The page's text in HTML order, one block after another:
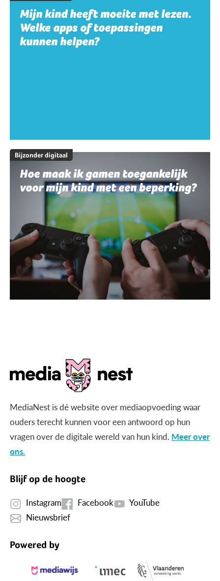
Mijn kind heeft moeite met lezen.
Welke apps of toepassingen
kunnen helpen?
Bijzonder digitaal
Hoe maak ik gamen toegankelijk
voor mijn kind met een beperking?
MediaNest is dé website over mediaopvoeding waar
ouders terecht kunnen voor een antwoord op hun
vragen over de digitale wereld van hun kind. Meer over
ons.
Blijf op de hoogte
Instagram Facebook
YouTube
Nieuwsbrief
Powered by